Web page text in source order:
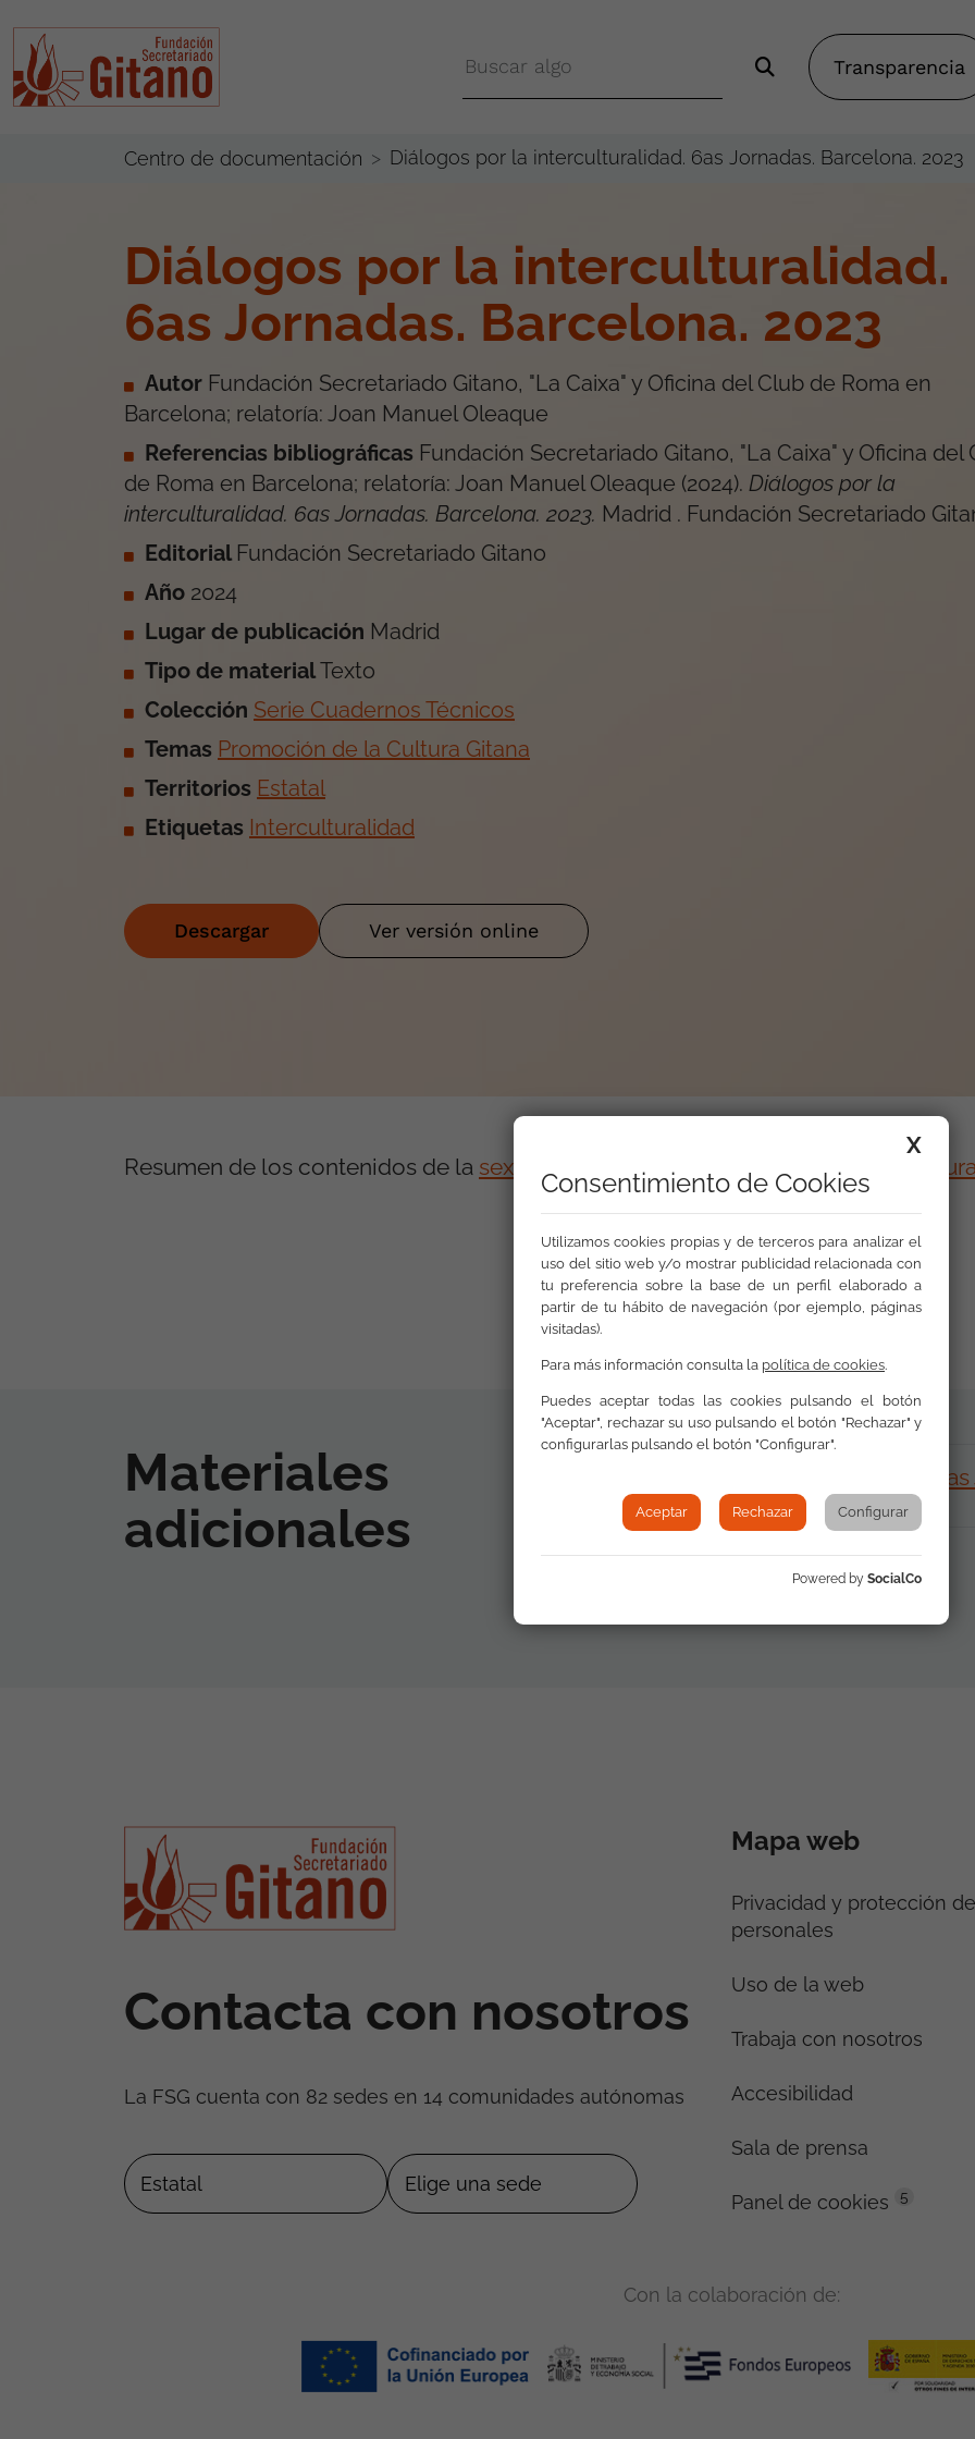
Transparencia
Centro de documentación Diálogos por la interculturalidad. 6as Jornadas. Barcelona. 2023
Diálogos por la interculturalidad.
6as Jornadas. Barcelona. 2023
Autor Fundación Secretariado Gitano, "La Caixa" y Oficina del Club de Roma en
Barcelona; relatoría: Joan Manuel Oleaque
Referencias bibliográficas Fundación Secretariado Gitano, "La Caixa" y Oficina del
de Roma en Barcelona; relatoría: Joan Manuel Oleaque (2024). Diálogos por la
interculturalidad. 6as Jornadas. Barcelona. 2023. Madrid . Fundación Secretariado
Editorial Fundación Secretariado Gitano
Año 2024
Lugar de publicación Madrid
Tipo de material Texto
Colección Serie Cuadernos Técnicos
Temas Promoción de la Cultura Gitana
Territorios Estatal
Etiquetas Interculturalidad
Descargar Ver versión online
Resumen de los contenidos de la sexta edición de los Diálogos por la
Materiales
adicionales
Diálogos por la interculturalidad.
Contacta con nosotros
La FSG cuenta con 82 sedes en 14 comunidades autónomas
Mapa web
Privacidad y protección
personales
Uso de la web
Trabaja con nosotros
Accesibilidad
Sala de prensa
Panel de cookies 5
Con la colaboración de:
X
Consentimiento de Cookies
Utilizamos cookies propias y de terceros para analizar el
uso del sitio web y/o mostrar publicidad relacionada con
tu preferencia sobre la base de un perfil elaborado a
partir de tu hábito de navegación (por ejemplo, páginas
visitadas).
Para más información consulta la política de cookies.
Puedes aceptar todas las cookies pulsando el botón
"Aceptar", rechazar su uso pulsando el botón "Rechazar" y
configurarlas pulsando el botón "Configurar".
Aceptar Rechazar Configurar
Powered by SocialCo